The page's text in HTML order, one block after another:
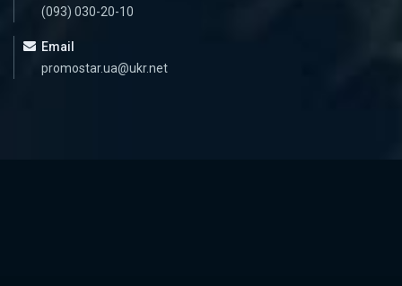
(093) 030-20-10
Email
promostar.ua@ukr.net